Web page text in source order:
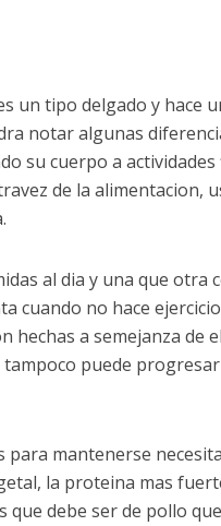
un tipo delgado y hace
notar algunas
su cuerpo a
de la alimentacion,
al dia y una que otra
cuando no hace
hechas a semejanza de
puede
mantenerse
la proteina mas
debe ser de pollo